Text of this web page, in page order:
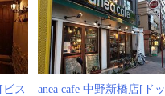
ビス
anea cafe 中野新橋店[ドッ